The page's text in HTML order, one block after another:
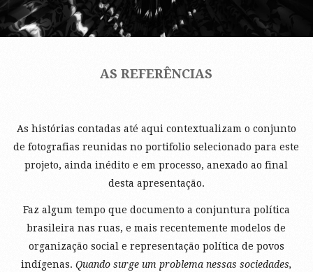
AS REFERÊNCIAS
As histórias contadas até aqui contextualizam o conjunto
de fotografias reunidas no portifolio selecionado para este
projeto, ainda inédito e em processo, anexado ao final
desta apresentação.
Faz algum tempo que documento a conjuntura política
brasileira nas ruas, e mais recentemente modelos de
organização social e representação política de povos
indígenas. Quando surge um problema nessas sociedades,